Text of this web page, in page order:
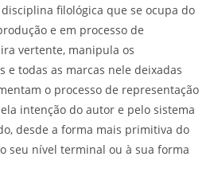
filológica que se ocupa do
e em processo de
vertente, manipula os
e todas as marcas nele deixadas
o processo de representação
intenção do autor e pelo sistema
desde a forma mais primitiva do
seu nível terminal ou à sua forma